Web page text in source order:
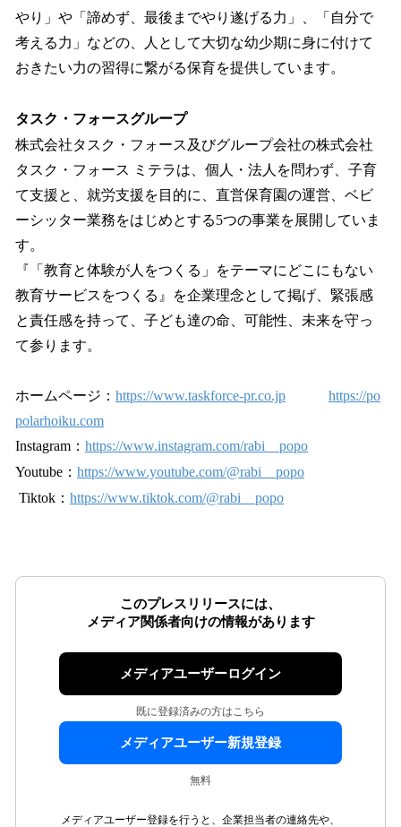
やり」や「諦めず、最後までやり遂げる力」、「自分で
考える力」などの、人として大切な幼少期に身に付けて
おきたい力の習得に繋がる保育を提供しています。
タスク・フォースグループ
株式会社タスク・フォース及びグループ会社の株式会社
タスク・フォース ミテラは、個人・法人を問わず、子育
て支援と、就労支援を目的に、直営保育園の運営、ベビ
ーシッター業務をはじめとする5つの事業を展開していま
す。
『「教育と体験が人をつくる」をテーマにどこにもない
教育サービスをつくる』を企業理念として掲げ、緊張感
と責任感を持って、子ども達の命、可能性、未来を守っ
て参ります。
ホームページ： https://www.taskforce-pr.co.jp
https://po
polarhoiku.com
Instagram： https://www.instagram.com/rabi__popo
Youtube： https://www.youtube.com/@rabi__popo
Tiktok： https://www.tiktok.com/@rabi__popo
このプレスリリースには、
メディア関係者向けの情報があります
メディアユーザーログイン
既に登録済みの方はこちら
メディアユーザー新規登録
無料
メディアユーザー登録を行うと、企業担当者の連絡先や、